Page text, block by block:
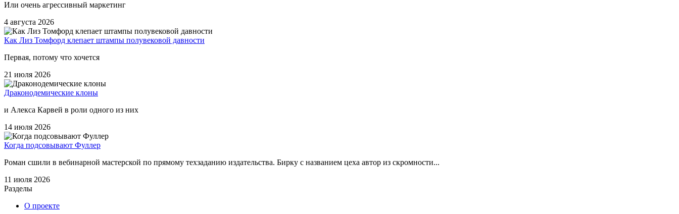
Или очень агрессивный маркетинг
4 августа 2026
Как Лиз Томфорд клепает штампы полувековой давности
Первая, потому что хочется
21 июля 2026
Драконодемические клоны
и Алекса Карвей в роли одного из них
14 июля 2026
Когда подсовывают Фуллер
Роман сшили в вебинарной мастерской по прямому техзаданию издательства. Бирку с названием цеха автор из скромности...
11 июля 2026
Разделы
О проекте